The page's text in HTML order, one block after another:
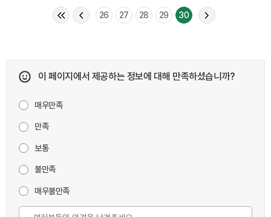
26 27 28 29 30
이 페이지에서 제공하는 정보에 대해 만족하셨습니까?
매우만족
만족
보통
불만족
매우불만족